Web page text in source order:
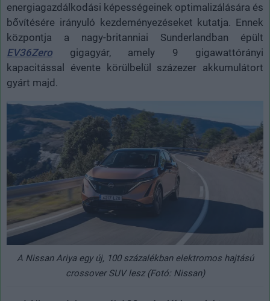
energiagazdálkodási képességeinek optimalizálására és
bővítésére irányuló kezdeményezéseket kutatja. Ennek
központja a nagy-britanniai Sunderlandban épült
EV36Zero gigagyár, amely 9 gigawattórányi
kapacitással évente körülbelül százezer akkumulátort
gyárt majd.
A Nissan Ariya egy új, 100 százalékban elektromos hajtású
crossover SUV lesz (Fotó: Nissan)